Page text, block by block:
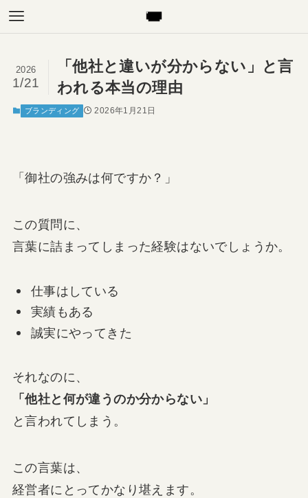
「他社と違いが分からない」と言
われる本当の理由
2026
1/21
ブランディング 2026年1月21日
「御社の強みは何ですか？」
この質問に、
言葉に詰まってしまった経験はないでしょうか。
仕事はしている
実績もある
誠実にやってきた
それなのに、
「他社と何が違うのか分からない」
と言われてしまう。
この言葉は、
経営者にとってかなり堪えます。